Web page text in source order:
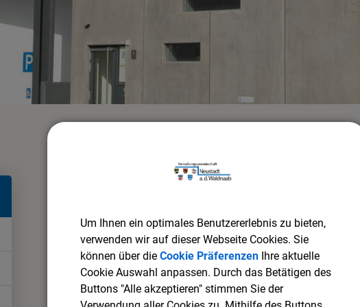
ZURÜCK
Um Ihnen ein optimales Benutzererlebnis zu bieten,
verwenden wir auf dieser Webseite Cookies. Sie
können über die Cookie PräferenzenIhre aktuelle
Cookie Auswahl anpassen. Durch das Betätigen des
Buttons "Alle akzeptieren" stimmen Sie der